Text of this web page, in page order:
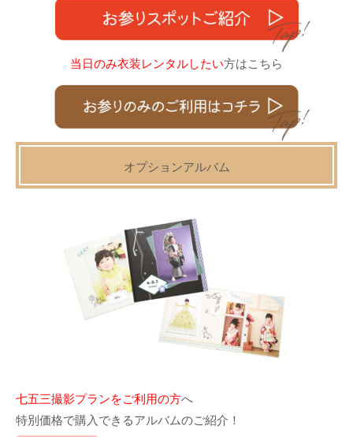
当日のみ衣装レンタルしたい方はこちら
オプションアルバム
七五三撮影プランをご利用の方へ
特別価格で購入できるアルバムのご紹介！